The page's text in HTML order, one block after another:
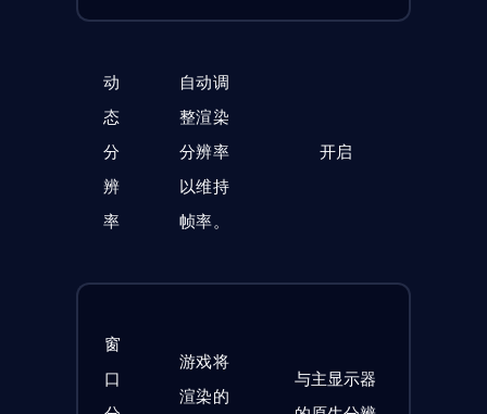
动
态
分
辨
率
自动调
整渲染
分辨率
以维持
帧率。
开启
窗
口
游戏将
渲染的
与主显示器